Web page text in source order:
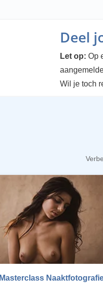
Deel
Let op: Op
Wil je toch
Masterclass